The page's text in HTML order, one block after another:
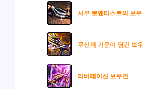
서부 로맨티스트의 보
무신의 기운이 담긴 보
리버레이션 보우건